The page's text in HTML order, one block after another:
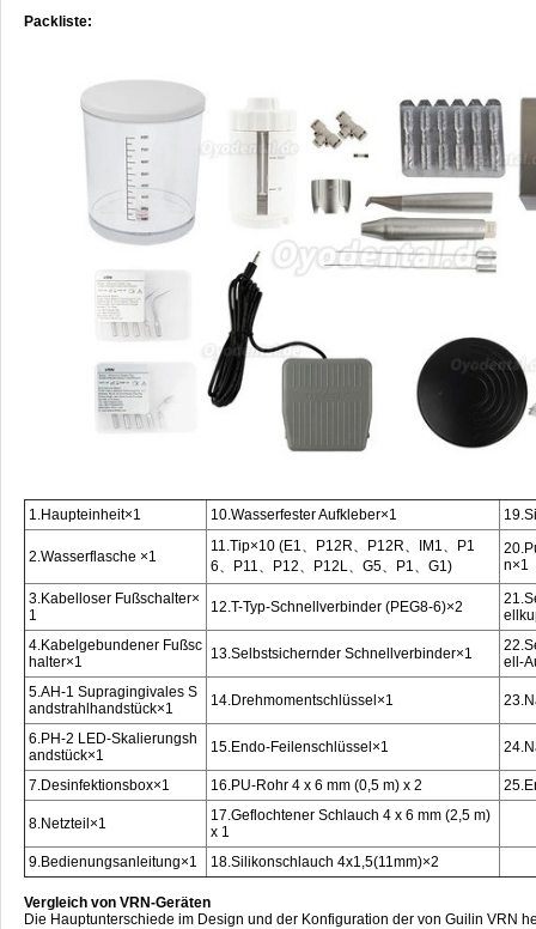
Packliste:
1.Haupteinheit×1 10.Wasserfester Aufkleber×1
2.Wasserflasche ×1
11.Tip×10 (E1、P12R、P12R、IM1、P1
6、P11、P12、P12L、G5、P1、G1)
n×1
3.Kabelloser Fußschalter×
1
12.T-Typ-Schnellverbinder (PEG8-6)×2
4.Kabelgebundener Fußsc
halter×1
13.Selbstsichernder Schnellverbinder×1
ell-
5.AH-1 Supragingivales S
andstrahlhandstück×1
14.Drehmomentschlüssel×1
6.PH-2 LED-Skalierungsh
andstück×1
15.Endo-Feilenschlüssel×1
7.Desinfektionsbox×1 16.PU-Rohr 4 x 6 mm (0,5 m) x 2
8.Netzteil×1
17.Geflochtener Schlauch 4 x 6 mm (2,5 m)
x 1
9.Bedienungsanleitung×1
18.Silikonschlauch 4x1,5(11mm)×2
Vergleich von VRN-Geräten
Die Hauptunterschiede im Design und der Konfiguration der von Guilin VRN